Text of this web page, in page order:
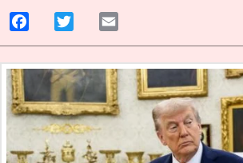
Facebook Twitter